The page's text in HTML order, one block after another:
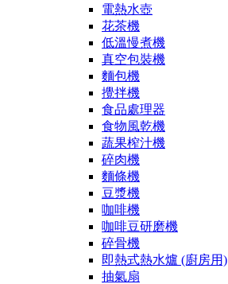
電熱水壺
花茶機
低溫慢煮機
真空包裝機
麵包機
攪拌機
食品處理器
食物風乾機
蔬果榨汁機
碎肉機
麵條機
豆漿機
咖啡機
咖啡豆研磨機
碎骨機
即熱式熱水爐 (廚房用)
抽氣扇